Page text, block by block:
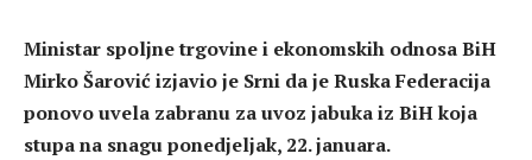
Ministar spoljne trgovine i ekonomskih odnosa BiH
Mirko Šarović izjavio je Srni da je Ruska Federacija
ponovo uvela zabranu za uvoz jabuka iz BiH koja
stupa na snagu ponedjeljak, 22. januara.